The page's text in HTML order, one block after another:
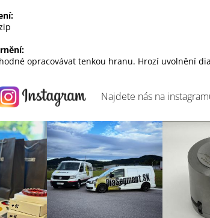
opracovávat tenkou hranu. Hrozí uvolnění
Najdete nás na